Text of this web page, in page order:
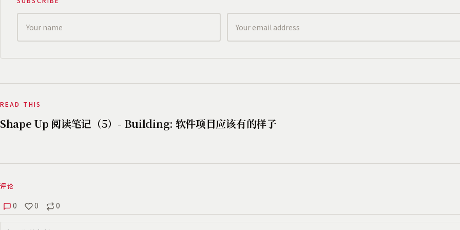
READ THIS
Shape Up 阅读笔记（5）- Building: 软件项目应该有的样子